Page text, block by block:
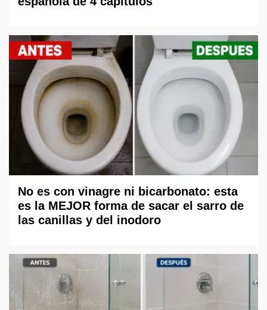
No es con vinagre ni bicarbonato: esta
es la MEJOR forma de sacar el sarro de
las canillas y del inodoro